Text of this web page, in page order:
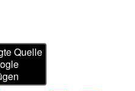
Quelle